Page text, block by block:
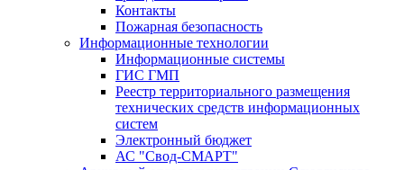
Контакты
Пожарная безопасность
Информационные технологии
Информационные системы
ГИС ГМП
Реестр территориального размещения
технических средств информационных
систем
Электронный бюджет
АС "Свод-СМАРТ"